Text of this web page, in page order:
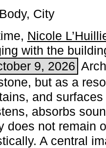
City
Nicole
with the
9, 2026
but as a
and
absorbs
does not remain
A central